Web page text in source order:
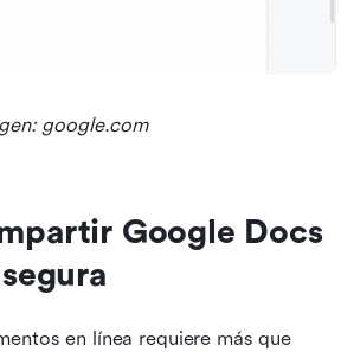
google.com
Google Docs
en línea requiere más que